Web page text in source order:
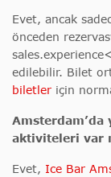
Evet, ancak
önceden
edilebilir. Bilet
biletler için
Amsterdam’da
aktiviteleri var
Evet, Ice Bar